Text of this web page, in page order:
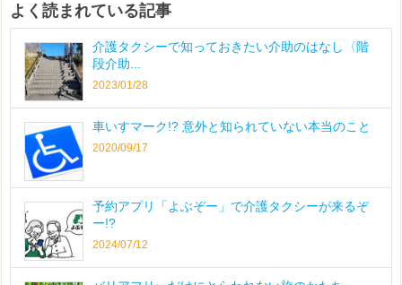
よく読まれている記事
介護タクシーで知っておきたい介助のはなし〈階
段介助...
2023/01/28
車いすマーク!? 意外と知られていない本当のこと
2020/09/17
予約アプリ「よぶぞー」で介護タクシーが来るぞ
ー!?
2024/07/12